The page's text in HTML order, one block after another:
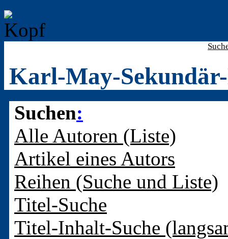
Karl-May-
Suchen:
Alle Autoren (Liste)
Artikel eines Autors
Reihen (Suche und Liste)
Titel-Suche
Titel-Inhalt-Suche